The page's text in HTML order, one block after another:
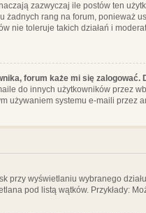
zazwyczaj ile postów ten
żadnych rang na forum, ponieważ
nie toleruje takich działań i
forum każe mi się zalogować.
do innych użytkowników przez
używaniem systemu e-maili przez
przy wyświetlaniu wybranego
pod listą wątków. Przykłady: